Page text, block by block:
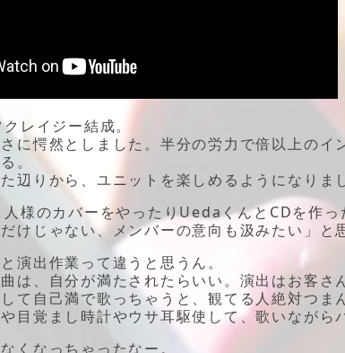
レイジー結成。
に愕然としました。半分の労力で倍以上のイ
。
辺りから、ユニットを楽しめるようになりま
様のカバーをやったりUedaくんとCDを作っ
けじゃない、メンバーの意向も汲みたい」と
演出作業って違うと思うん。
は、自分が満たされたらいい。演出はお客さ
て自己満で歌っちゃうと、観てる人絶対つま
目覚まし時計やウサ耳駆使して、歌いながら
くなっちゃったなー。